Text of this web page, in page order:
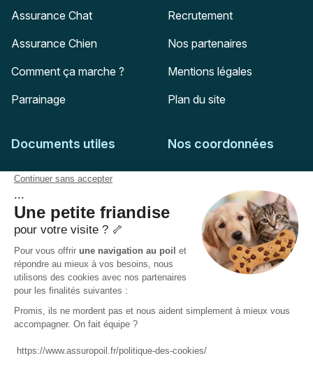
Assurance Chat
Assurance Chien
Comment ça marche ?
Parrainage
Recrutement
Nos partenaires
Mentions légales
Plan du site
Documents utiles
Feuille de soins
Conditions générales
Politique de confidentialité
Politique des Cookies
Accessibilité :
Partiellement conforme
Nos coordonnées
51-55 rue Hoche
94767
Ivry-sur-Seine
Pas encore client ?
Mail :
adhesion@assuropoil.com
Tel :
01 77 94 89 02